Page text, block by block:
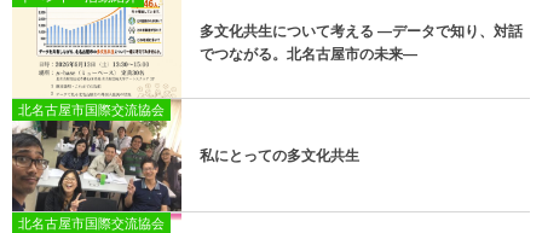
多文化共生について考える —データで知り、対話
でつながる。北名古屋市の未来—
北名古屋市国際交流協会
私にとっての多文化共生
北名古屋市国際交流協会